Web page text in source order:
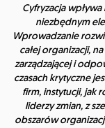
Cyfryzacja
niezbędnym
Wprowadzanie
całej organizacji,
zarządzającej i
czasach krytyczne
firm, instytucji, jak
liderzy zmian, z
obszarów